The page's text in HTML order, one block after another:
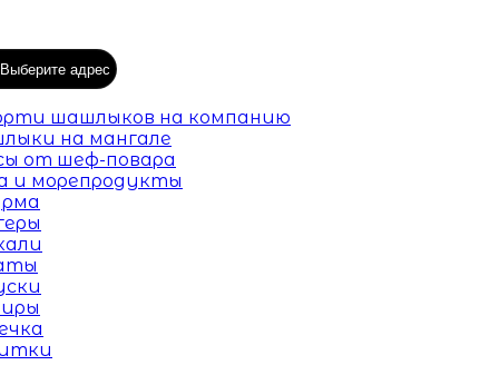
Выберите адрес
шашлыков на компанию
на мангале
от шеф-повара
и морепродукты